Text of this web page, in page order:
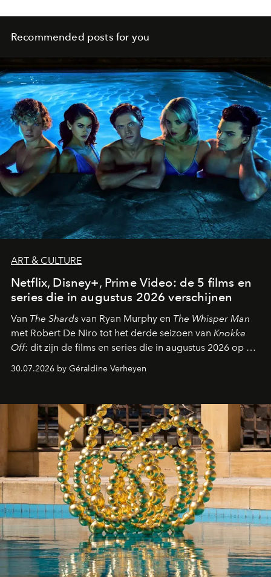
Recommended posts for you
ART & CULTURE
Netflix, Disney+, Prime Video: de 5 films en
series die in augustus 2026 verschijnen
Van The Shards van Ryan Murphy en The Whisper Man
met Robert De Niro tot het derde seizoen van Knokke
Off: dit zijn de films en series die in augustus 2026 op de
streamingplatformen verschijnen.
30.07.2026 by Géraldine Verheyen